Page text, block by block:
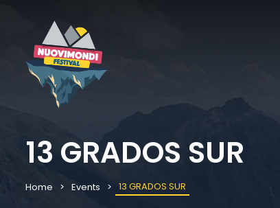
13 GRADOS SUR
Home Events 13 GRADOS SUR